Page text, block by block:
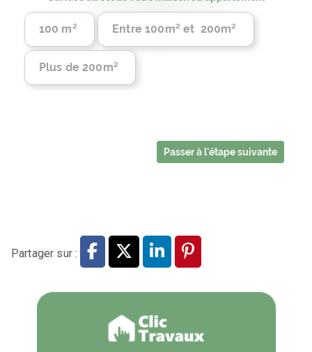
100 m² Entre 100m² et 200m²
Plus de 200m²
Partager sur :